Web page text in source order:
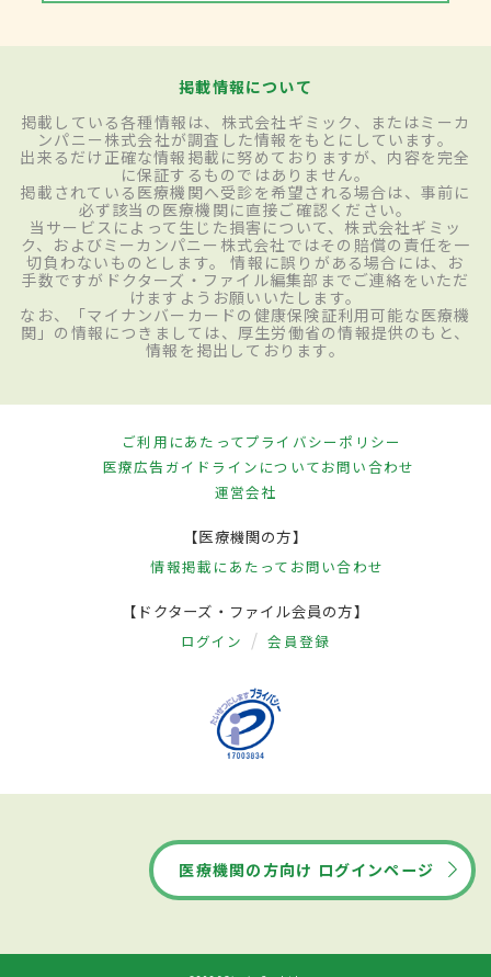
掲載情報について
掲載している各種情報は、株式会社ギミック、またはミーカ
ンパニー株式会社が調査した情報をもとにしています。
出来るだけ正確な情報掲載に努めておりますが、内容を完全
に保証するものではありません。
掲載されている医療機関へ受診を希望される場合は、事前に
必ず該当の医療機関に直接ご確認ください。
当サービスによって生じた損害について、株式会社ギミッ
ク、およびミーカンパニー株式会社ではその賠償の責任を一
切負わないものとします。 情報に誤りがある場合には、お
手数ですがドクターズ・ファイル編集部までご連絡をいただ
けますようお願いいたします。
なお、「マイナンバーカードの健康保険証利用可能な医療機
関」の情報につきましては、厚生労働省の情報提供のもと、
情報を掲出しております。
ご利用にあたってプライバシーポリシー
医療広告ガイドラインについてお問い合わせ
運営会社
【医療機関の方】
情報掲載にあたって お問い合わせ
【ドクターズ・ファイル会員の方】
ログイン 会員登録
医療機関の方向け ログインページ